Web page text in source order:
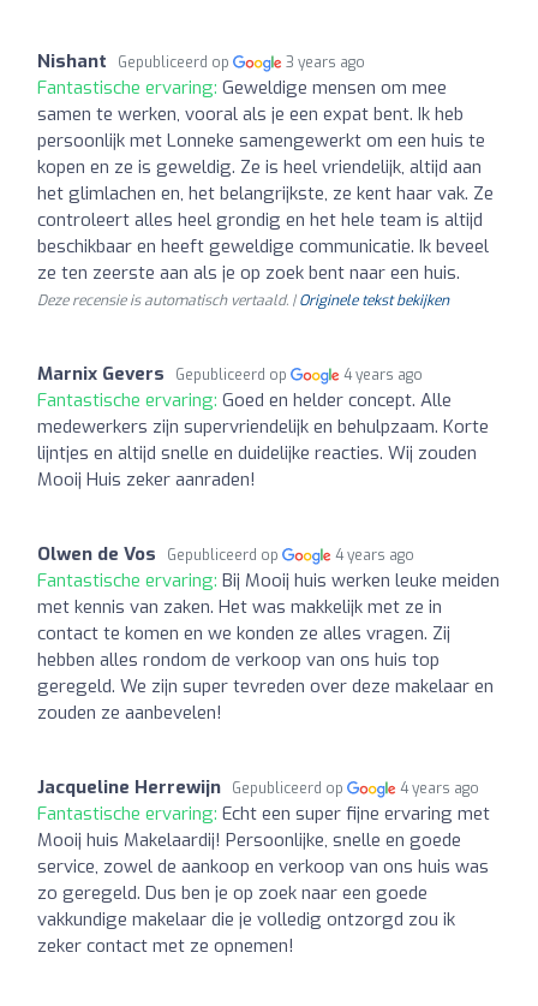
Nishant Gepubliceerd op 3 years ago
Fantastische ervaring: Geweldige mensen om mee
samen te werken, vooral als je een expat bent. Ik heb
persoonlijk met Lonneke samengewerkt om een huis te
kopen en ze is geweldig. Ze is heel vriendelijk, altijd aan
het glimlachen en, het belangrijkste, ze kent haar vak. Ze
controleert alles heel grondig en het hele team is altijd
beschikbaar en heeft geweldige communicatie. Ik beveel
ze ten zeerste aan als je op zoek bent naar een huis.
Deze recensie is automatisch vertaald. |Originele tekst bekijken
Marnix Gevers Gepubliceerd op 4 years ago
Fantastische ervaring: Goed en helder concept. Alle
medewerkers zijn supervriendelijk en behulpzaam. Korte
lijntjes en altijd snelle en duidelijke reacties. Wij zouden
Mooij Huis zeker aanraden!
Olwen de Vos Gepubliceerd op 4 years ago
Fantastische ervaring: Bij Mooij huis werken leuke meiden
met kennis van zaken. Het was makkelijk met ze in
contact te komen en we konden ze alles vragen. Zij
hebben alles rondom de verkoop van ons huis top
geregeld. We zijn super tevreden over deze makelaar en
zouden ze aanbevelen!
Jacqueline Herrewijn Gepubliceerd op 4 years ago
Fantastische ervaring: Echt een super fijne ervaring met
Mooij huis Makelaardij! Persoonlijke, snelle en goede
service, zowel de aankoop en verkoop van ons huis was
zo geregeld. Dus ben je op zoek naar een goede
vakkundige makelaar die je volledig ontzorgd zou ik
zeker contact met ze opnemen!